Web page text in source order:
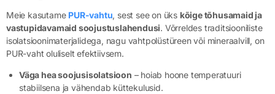
Meie kasutame PUR-vahtu, sest see on üks kõige tõhusamaid ja
vastupidavamaid soojustuslahendusi. Võrreldes traditsiooniliste
isolatsioonimaterjalidega, nagu vahtpolüstüreen või mineraalvill, on
PUR-vaht oluliselt efektiivsem.
Väga hea soojusisolatsioon – hoiab hoone temperatuuri
stabiilsena ja vähendab küttekulusid.